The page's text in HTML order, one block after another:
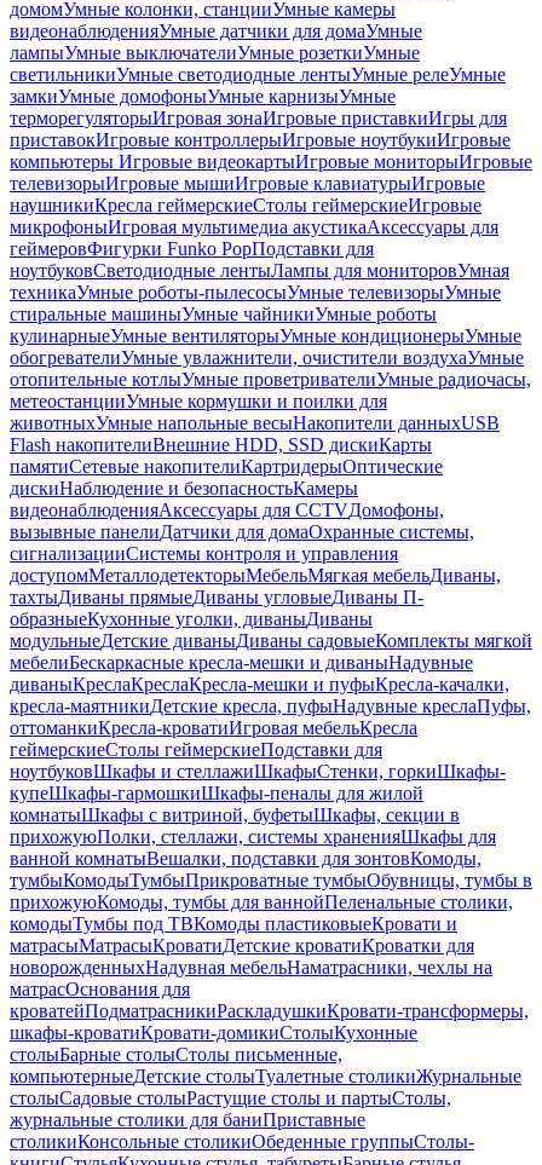
домомУмные колонки, станцииУмные камеры
видеонаблюденияУмные датчики для домаУмные
лампыУмные выключателиУмные розеткиУмные
светильникиУмные светодиодные лентыУмные релеУмные
замкиУмные домофоныУмные карнизыУмные
терморегуляторыИгровая зонаИгровые приставкиИгры для
приставокИгровые контроллерыИгровые ноутбукиИгровые
компьютеры Игровые видеокартыИгровые мониторыИгровые
телевизорыИгровые мышиИгровые клавиатурыИгровые
наушникиКресла геймерскиеСтолы геймерскиеИгровые
микрофоныИгровая мультимедиа акустикаАксессуары для
геймеровФигурки Funko PopПодставки для
ноутбуковСветодиодные лентыЛампы для мониторовУмная
техникаУмные роботы-пылесосыУмные телевизорыУмные
стиральные машиныУмные чайникиУмные роботы
кулинарныеУмные вентиляторыУмные кондиционерыУмные
обогревателиУмные увлажнители, очистители воздухаУмные
отопительные котлыУмные проветривателиУмные радиочасы,
метеостанцииУмные кормушки и поилки для
животныхУмные напольные весыНакопители данныхUSB
Flash накопителиВнешние HDD, SSD дискиКарты
памятиСетевые накопителиКартридерыОптические
дискиНаблюдение и безопасностьКамеры
видеонаблюденияАксессуары для CCTVДомофоны,
вызывные панелиДатчики для домаОхранные системы,
сигнализацииСистемы контроля и управления
доступомМеталлодетекторыМебельМягкая мебельДиваны,
тахтыДиваны прямыеДиваны угловыеДиваны П-
образныеКухонные уголки, диваныДиваны
модульныеДетские диваныДиваны садовыеКомплекты мягкой
мебелиБескаркасные кресла-мешки и диваныНадувные
диваныКреслаКреслаКресла-мешки и пуфыКресла-качалки,
кресла-маятникиДетские кресла, пуфыНадувные креслаПуфы,
оттоманкиКресла-кроватиИгровая мебельКресла
геймерскиеСтолы геймерскиеПодставки для
ноутбуковШкафы и стеллажиШкафыСтенки, горкиШкафы-
купеШкафы-гармошкиШкафы-пеналы для жилой
комнатыШкафы с витриной, буфетыШкафы, секции в
прихожуюПолки, стеллажи, системы храненияШкафы для
ванной комнатыВешалки, подставки для зонтовКомоды,
тумбыКомодыТумбыПрикроватные тумбыОбувницы, тумбы в
прихожуюКомоды, тумбы для ваннойПеленальные столики,
комодыТумбы под ТВКомоды пластиковыеКровати и
матрасыМатрасыКроватиДетские кроватиКроватки для
новорожденныхНадувная мебельНаматрасники, чехлы на
матрасОснования для
кроватейПодматрасникиРаскладушкиКровати-трансформеры,
шкафы-кроватиКровати-домикиСтолыКухонные
столыБарные столыСтолы письменные,
компьютерныеДетские столыТуалетные столикиЖурнальные
столыСадовые столыРастущие столы и партыСтолы,
журнальные столики для баниПриставные
столикиКонсольные столикиОбеденные группыСтолы-